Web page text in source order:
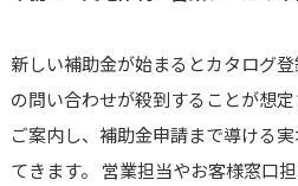
新しい補助金が始まるとカタログ
の問い合わせが殺到することが想
ご案内し、補助金申請まで導ける
てきます。 営業担当やお客様窓口